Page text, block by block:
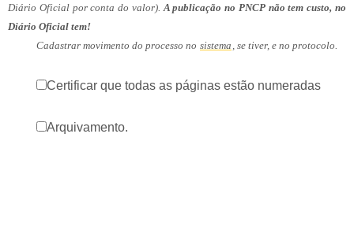
Diário Oficial por conta do valor). A publicação no PNCP não tem custo, no
Diário Oficial tem!
Cadastrar movimento do processo no sistema , se tiver, e no protocolo.
Certificar que todas as páginas estão numeradas
Arquivamento.